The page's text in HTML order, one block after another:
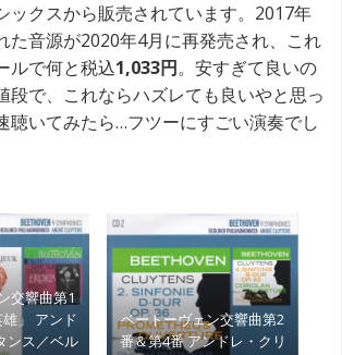
ックスから販売されています。2017年
た音源が2020年4月に再発売され、これ
ルで何と税込1,033円。安すぎて良いの
段で、これならハズレても良いやと思っ
聴いてみたら…フツーにすごい演奏でし
交響曲第1
」 アンド
ンス／ベル
ベートーヴェン交響曲第2
番＆第4番 アンドレ・クリ